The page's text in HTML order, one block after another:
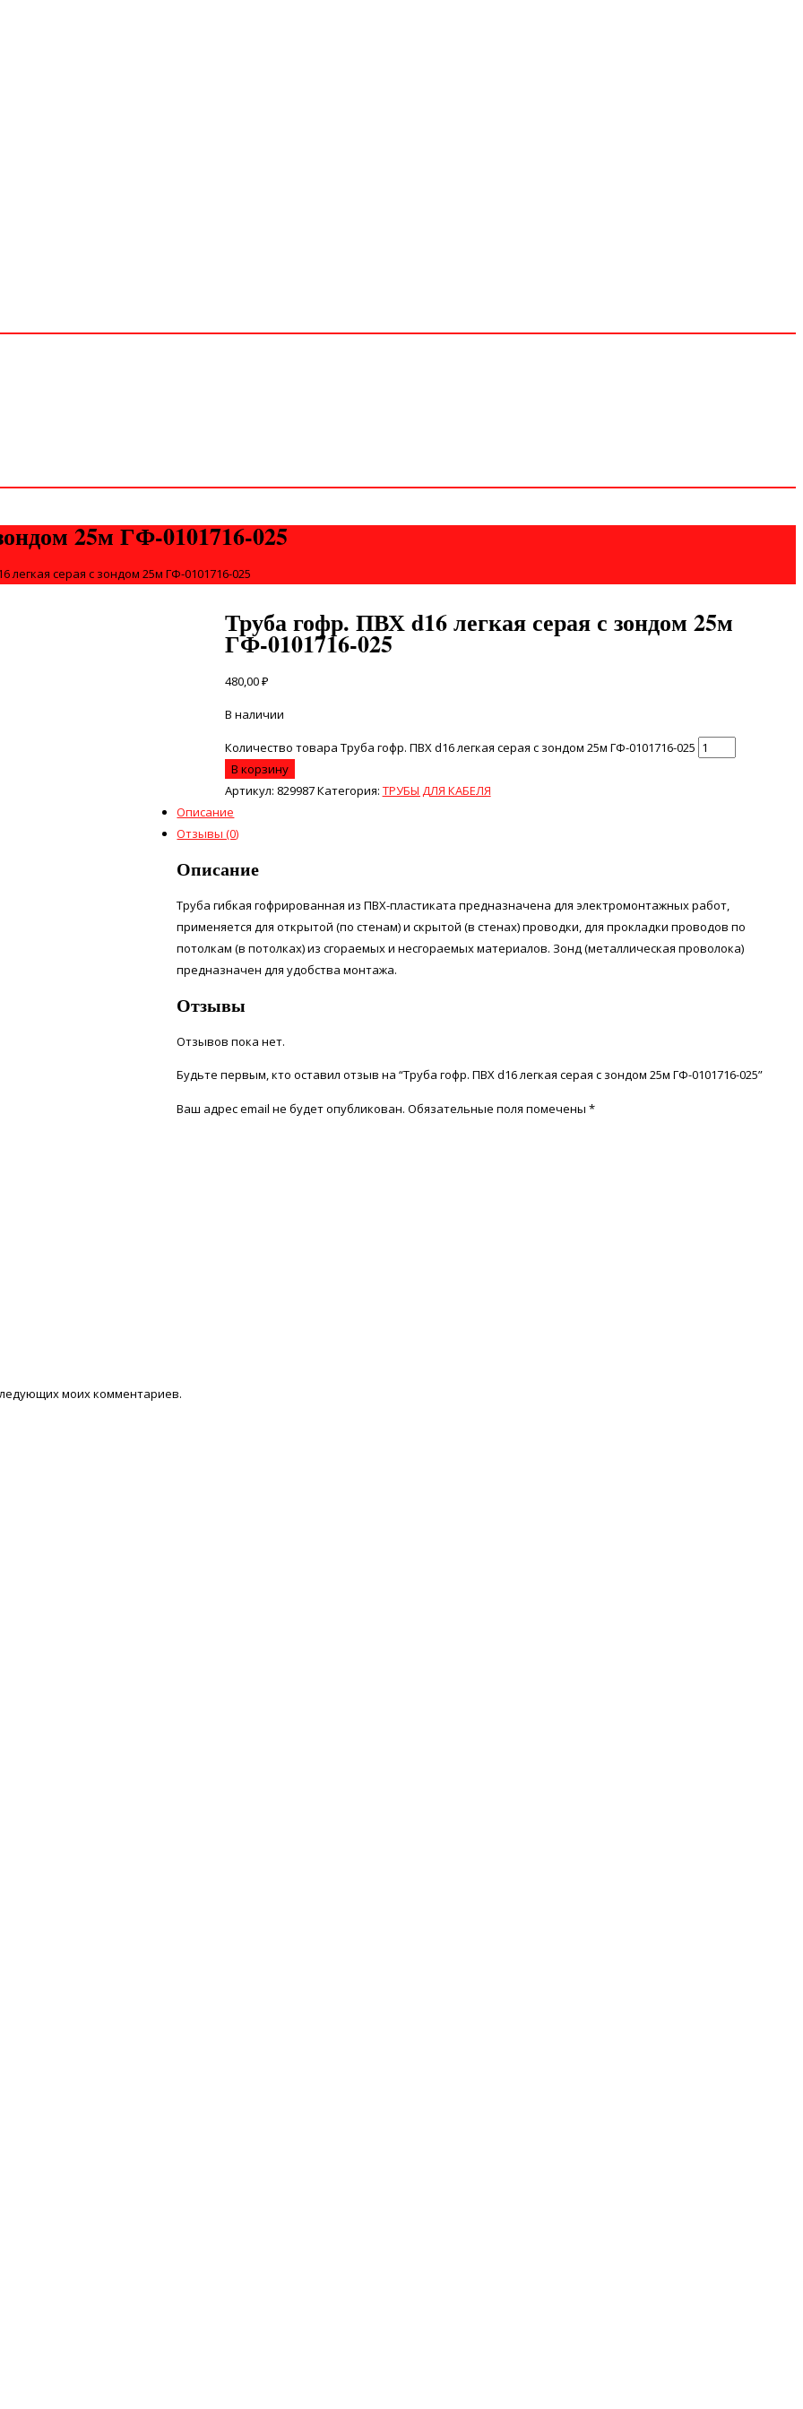
25м ГФ-0101716-025
легкая серая с зондом 25м ГФ-0101716-025
Труба гофр. ПВХ d16 легкая серая с зондом 25м
ГФ-0101716-025
480,00₽
В наличии
Количество товара Труба гофр. ПВХ d16 легкая серая с зондом 25м ГФ-0101716-025
В корзину
Артикул: 829987Категория: ТРУБЫ ДЛЯ КАБЕЛЯ
Описание
Отзывы (0)
Описание
Труба гибкая гофрированная из ПВХ-пластиката предназначена для электромонтажных работ,
применяется для открытой (по стенам) и скрытой (в стенах) проводки, для прокладки проводов по
потолкам (в потолках) из сгораемых и несгораемых материалов. Зонд (металлическая проволока)
предназначен для удобства монтажа.
Отзывы
Отзывов пока нет.
Будьте первым, кто оставил отзыв на “Труба гофр. ПВХ d16 легкая серая с зондом 25м ГФ-0101716-025”
Ваш адрес email не будет опубликован. Обязательные поля помечены*
моих комментариев.